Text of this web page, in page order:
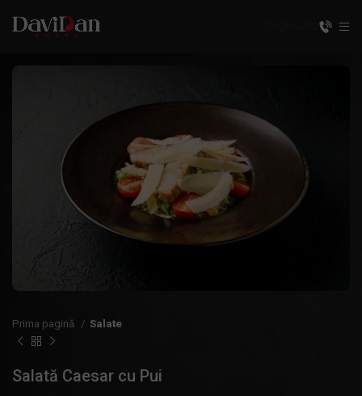
Prima pagină Salate
Salată Caesar cu Pui